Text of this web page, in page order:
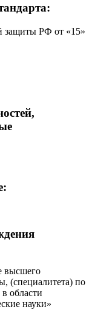
защиты РФ от «15»
высшего
(специалитета) по
области
науки»